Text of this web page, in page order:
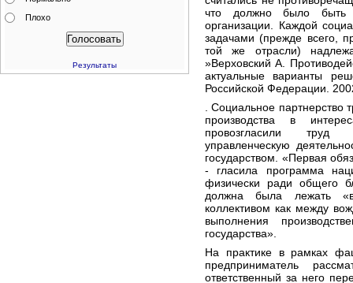
что должно было быть
организации. Каждой
задачами (прежде всего,
той же отрасли)
»Верховский А.
актуальные варианты
Российской Федерации.
. Социальное
производства в
провозгласили труд
управленческую
государством. «Первая
- гласила программа
физически ради общего
должна была лежать
коллективом как между
выполнения
государства».
На практике в рамках
предприниматель
ответственный за него
Плохо
Результаты